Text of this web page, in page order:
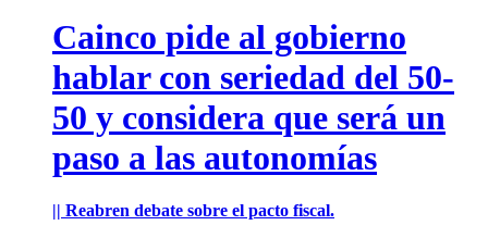
Cainco pide al gobierno
hablar con seriedad del 50-
50 y considera que será un
paso a las autonomías
|| Reabren debate sobre el pacto fiscal.